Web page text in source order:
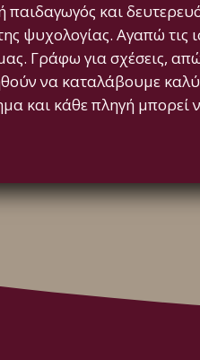
παιδαγωγός και
ψυχολογίας. Αγαπώ τις
Γράφω για σχέσεις,
να καταλάβουμε
και κάθε πληγή μπορεί